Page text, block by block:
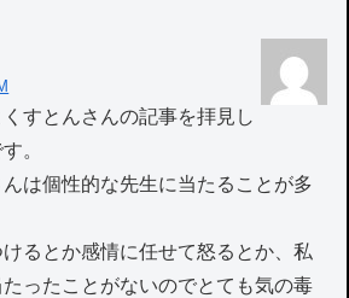
すとんさんの記事を拝見し
。
は個性的な先生に当たることが多
るとか感情に任せて怒るとか、私
ったことがないのでとても気の毒